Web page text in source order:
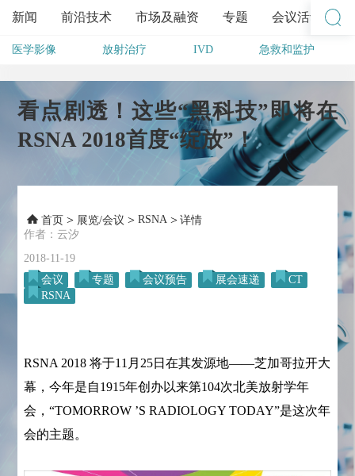
新闻 前沿技术 市场及融资 专题 会议活动
医学影像 放射治疗 IVD 急救和监护
看点剧透！这些“黑科技”即将在
RSNA 2018首度“绽放”！
首页 > 展览/会议 > RSNA > 详情
作者：云汐
2018-11-19
会议
专题 会议预告 展会速递
CT
RSNA
RSNA 2018 将于11月25日在其发源地——芝加哥拉开大
幕，今年是自1915年创办以来第104次北美放射学年
会，“TOMORROW ’S RADIOLOGY TODAY”是这次年
会的主题。